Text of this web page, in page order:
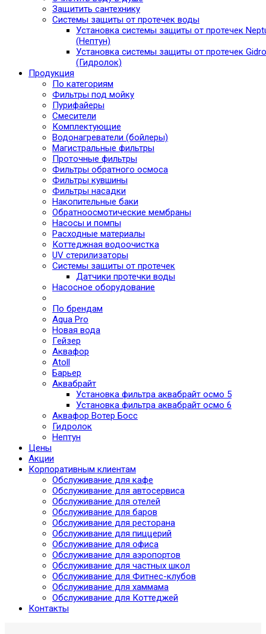
Защитить сантехнику
Системы защиты от протечек воды
Установка системы защиты от протечек
(Нептун)
Установка системы защиты от протечек
(Гидролок)
Продукция
По категориям
Фильтры под мойку
Пурифайеры
Смесители
Комплектующие
Водонагреватели (бойлеры)
Магистральные фильтры
Проточные фильтры
Фильтры обратного осмоса
Фильтры кувшины
Фильтры насадки
Накопительные баки
Обратноосмотические мембраны
Насосы и помпы
Расходные материалы
Коттеджная водоочистка
UV стерилизаторы
Системы защиты от протечек
Датчики протечки воды
Насосное оборудование
По брендам
Aqua Pro
Новая вода
Гейзер
Аквафор
Atoll
Барьер
Аквабрайт
Установка фильтра аквабрайт осмо 5
Установка фильтра аквабрайт осмо 6
Аквафор Вотер Босс
Гидролок
Нептун
Цены
Акции
Корпоративным клиентам
Обслуживание для кафе
Обслуживание для автосервиса
Обслуживание для отелей
Обслуживание для баров
Обслуживание для ресторана
Обслуживание для пиццерий
Обслуживание для офиса
Обслуживание для аэропортов
Обслуживание для частных школ
Обслуживание для Фитнес-клубов
Обслуживание для хаммама
Обслуживание для Коттеджей
Контакты